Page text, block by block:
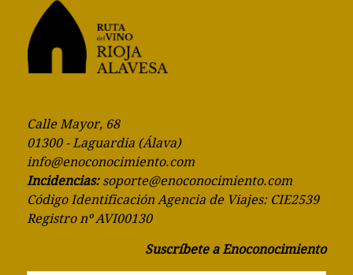
Calle Mayor, 68
01300 - Laguardia (Álava)
info@enoconocimiento.com
Incidencias: soporte@enoconocimiento.com
Código Identificación Agencia de Viajes: CIE2539
Registro nº AVI00130
Suscríbete a Enoconocimiento